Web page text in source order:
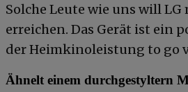
Solche Leute wie uns will LG
erreichen. Das Gerät ist ein
der Heimkinoleistung to go
Ähnelt einem durchgestyltern